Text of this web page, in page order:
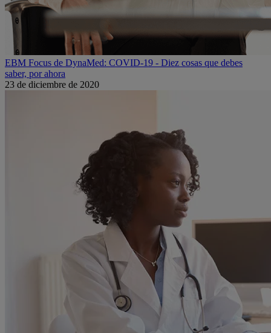
EBM Focus de DynaMed: COVID-19 - Diez cosas que debes
saber, por ahora
23 de diciembre de 2020